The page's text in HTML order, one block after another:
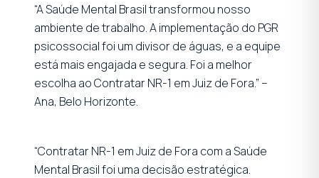
“A Saúde Mental Brasil transformou nosso
ambiente de trabalho. A implementação do PGR
psicossocial foi um divisor de águas, e a equipe
está mais engajada e segura. Foi a melhor
escolha ao Contratar NR-1 em Juiz de Fora.” –
Ana, Belo Horizonte.
“Contratar NR-1 em Juiz de Fora com a Saúde
Mental Brasil foi uma decisão estratégica.